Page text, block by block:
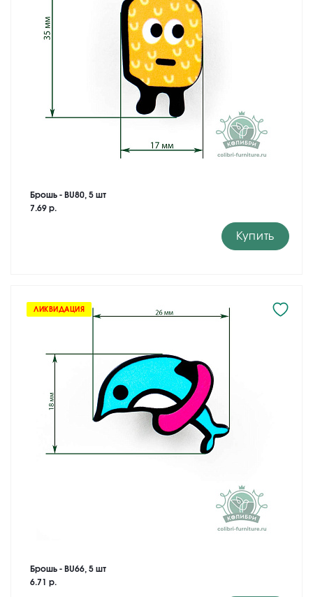
Брошь - BU80, 5 шт
7.69 р.
Купить
ЛИКВИДАЦИЯ
Брошь - BU66, 5 шт
6.71 р.